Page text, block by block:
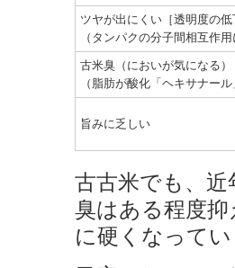
ツヤが出にくい［透明度の低
（タンパクの分子間相互作
古米臭（においが気になる）
（脂肪が酸化「ヘキサナー
旨みに乏しい
古古米でも、
臭はある程度
に硬くなって